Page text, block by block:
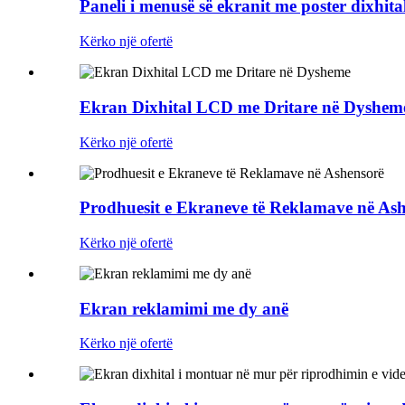
Paneli i menusë së ekranit me poster
Kërko një ofertë
Ekran Dixhital LCD me Dritare në
Kërko një ofertë
Prodhuesit e Ekraneve të Reklamave në
Kërko një ofertë
Ekran reklamimi me dy anë
Kërko një ofertë